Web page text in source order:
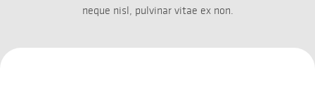
neque nisl, pulvinar vitae ex non.